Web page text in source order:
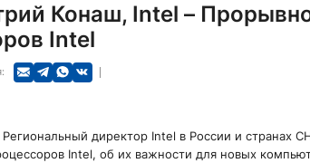
Конаш, Intel –
Intel
директор Intel в России и странах
Intel, об их важности для новых